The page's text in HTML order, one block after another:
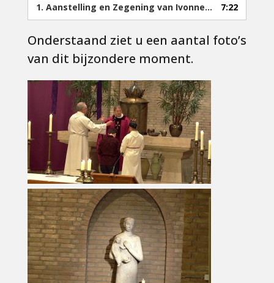
1. Aanstelling en Zegening van Ivonne Stronks 7:22
Onderstaand ziet u een aantal foto’s
van dit bijzondere moment.